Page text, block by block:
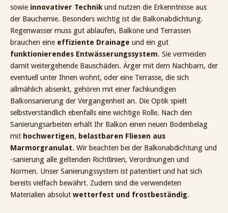
sowie innovativer Technik und nutzen die Erkenntnisse aus
der Bauchemie. Besonders wichtig ist die Balkonabdichtung.
Regenwasser muss gut ablaufen, Balkone und Terrassen
brauchen eine effiziente Drainage und ein gut
funktionierendes Entwässerungssystem. Sie vermeiden
damit weitergehende Bauschäden. Ärger mit dem Nachbarn, der
eventuell unter Ihnen wohnt, oder eine Terrasse, die sich
allmählich absenkt, gehören mit einer fachkundigen
Balkonsanierung der Vergangenheit an. Die Optik spielt
selbstverständlich ebenfalls eine wichtige Rolle. Nach den
Sanierungsarbeiten erhält Ihr Balkon einen neuen Bodenbelag
mit hochwertigen, belastbaren Fliesen aus
Marmorgranulat. Wir beachten bei der Balkonabdichtung und
-sanierung alle geltenden Richtlinien, Verordnungen und
Normen. Unser Sanierungssystem ist patentiert und hat sich
bereits vielfach bewährt. Zudem sind die verwendeten
Materialien absolut wetterfest und frostbeständig.